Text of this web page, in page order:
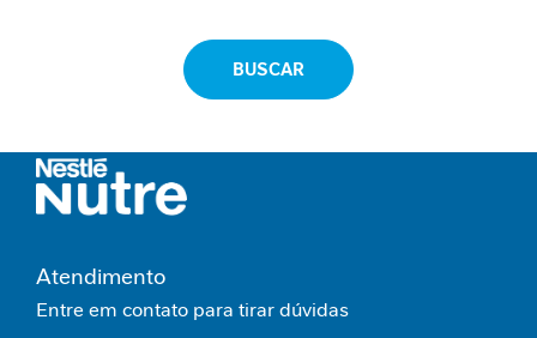
n
a
i
a
BUSCAR
Atendimento
Entre em contato para tirar dúvidas